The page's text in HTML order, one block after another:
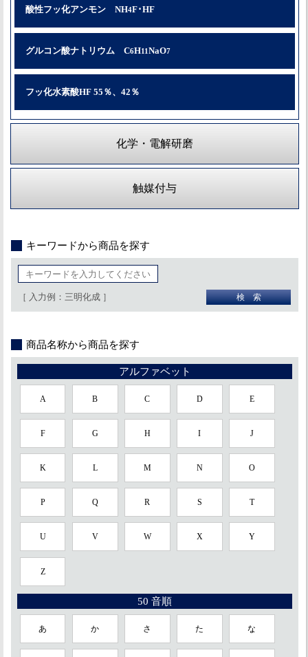
酸性フッ化アンモン NH4F･HF
グルコン酸ナトリウム C6H11NaO7
フッ化水素酸HF 55％、42％
化学・電解研磨
触媒付与
キーワードから商品を探す
［ 入力例：三明化成 ］
商品名称から商品を探す
アルファベット
A B C D E
F G H I J
K L M N O
P Q R S T
U V W X Y
Z
50 音順
あ か さ た な